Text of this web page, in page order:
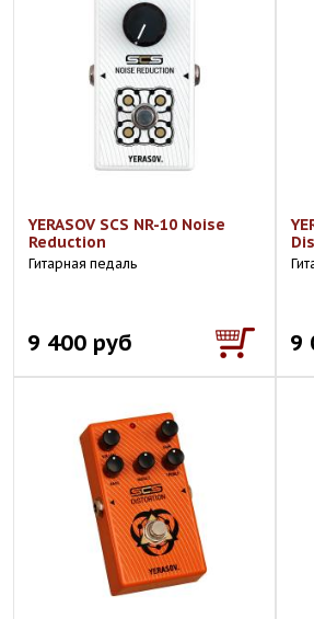
YERASOV SCS NR-10 Noise
Reduction
Гитарная педаль
9 400 руб 9